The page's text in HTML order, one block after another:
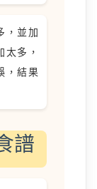
，並加
多，
，結果
譜